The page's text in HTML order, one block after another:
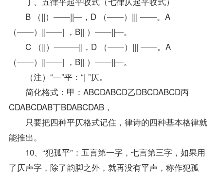
B （||）——||—，D （——）||| ——。A
（——）||——| ，B|| ）——||—。
C （||）———||，D （——）||| ——。A
（——）||——| ，B|| ）——||—。
（注）“—”平：“| ”仄。
简化格式：甲：ABCDABCD乙DBCDABCD丙
CDABCDAB丁BDABCDAB，
只要把四种平仄格式记住，律诗的四种基本格律就
能推出。
10、“犯孤平”：五言第一字，七言第三字，如果用
了仄声字，除了韵脚之外，就再没有平声，称作犯孤